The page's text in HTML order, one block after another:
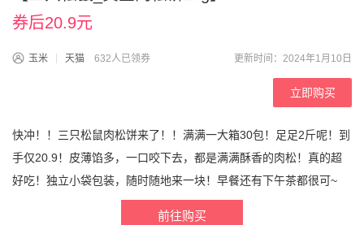
券后20.9元
玉米 天猫 632人已领券 更新时间：2024年1月10日
立即购买
快冲！！三只松鼠肉松饼来了！！满满一大箱30包！足足2斤呢！到
手仅20.9！皮薄馅多，一口咬下去，都是满满酥香的肉松！真的超
好吃！独立小袋包装，随时随地来一块！早餐还有下午茶都很可~
前往购买